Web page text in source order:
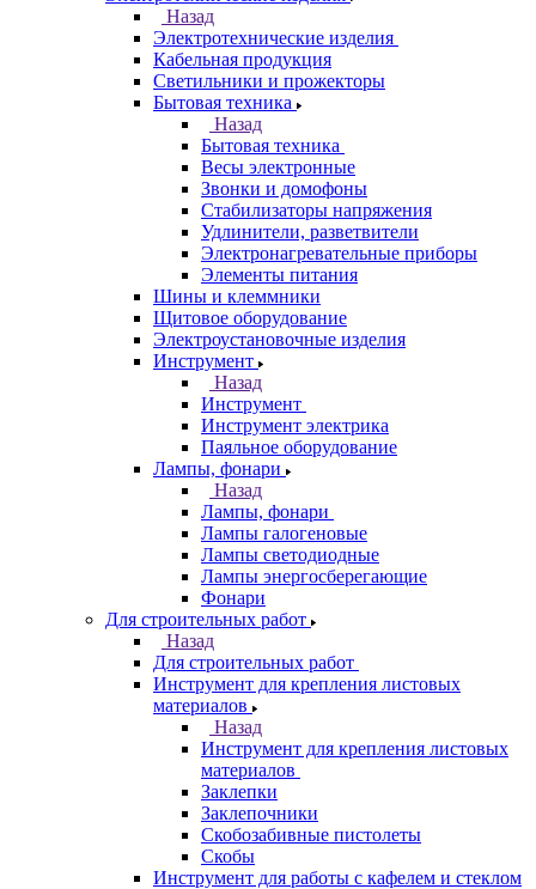
Назад
Электротехнические изделия
Кабельная продукция
Светильники и прожекторы
Бытовая техника
Назад
Бытовая техника
Весы электронные
Звонки и домофоны
Стабилизаторы напряжения
Удлинители, разветвители
Электронагревательные приборы
Элементы питания
Шины и клеммники
Щитовое оборудование
Электроустановочные изделия
Инструмент
Назад
Инструмент
Инструмент электрика
Паяльное оборудование
Лампы, фонари
Назад
Лампы, фонари
Лампы галогеновые
Лампы светодиодные
Лампы энергосберегающие
Фонари
Для строительных работ
Назад
Для строительных работ
Инструмент для крепления листовых
материалов
Назад
Инструмент для крепления листовых
материалов
Заклепки
Заклепочники
Скобозабивные пистолеты
Скобы
Инструмент для работы с кафелем и стеклом